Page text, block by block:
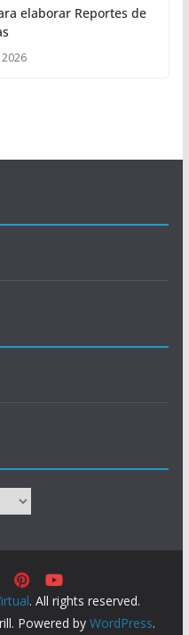
elaborar Reportes de
. All rights reserved.
Powered by WordPress.